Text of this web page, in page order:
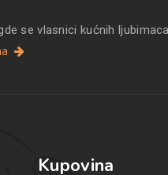
se vlasnici kućnih
Kupovina